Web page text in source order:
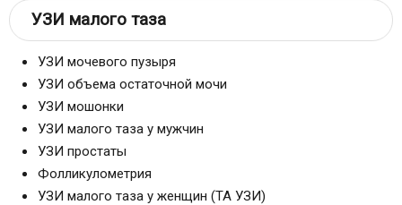
УЗИ малого таза
УЗИ мочевого пузыря
УЗИ объема остаточной мочи
УЗИ мошонки
УЗИ малого таза у мужчин
УЗИ простаты
Фолликулометрия
УЗИ малого таза у женщин (ТА УЗИ)